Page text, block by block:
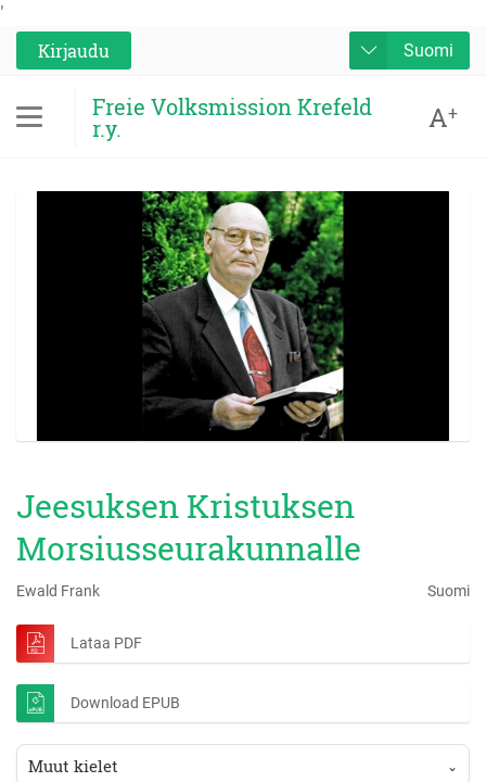
'
Kirjaudu
Suomi
Freie Volksmission Krefeld
r.y. A+
Jeesuksen Kristuksen
Morsiusseurakunnalle
Ewald Frank Suomi
Lataa PDF
Download EPUB
Muut kielet ⌄